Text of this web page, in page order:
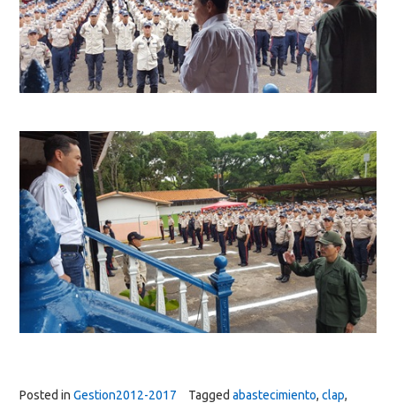
Posted in Gestion2012-2017 Tagged abastecimiento, clap,